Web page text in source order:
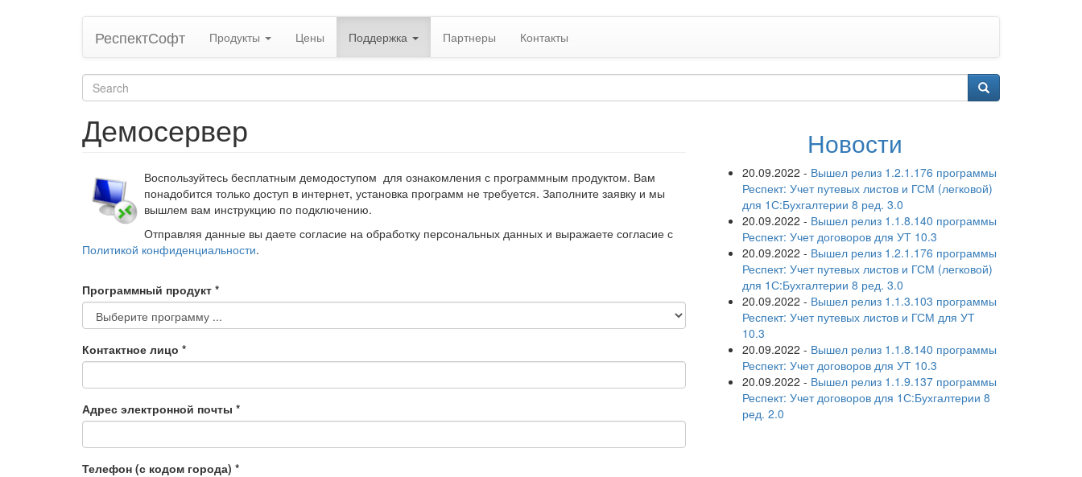
РеспектСофт Продукты Цены Поддержка Партнеры Контакты
Search
form
Демосервер
Воспользуйтесь бесплатным демодоступом для ознакомления с программным продуктом. Вам
понадобится только доступ в интернет, установка программ не требуется. Заполните заявку и мы
вышлем вам инструкцию по подключению.
Отправляя данные вы даете согласие на обработку персональных данных и выражаете согласие с
Политикой конфиденциальности.
Программный продукт *
Контактное лицо *
Адрес электронной почты *
Телефон (с кодом города) *
Новости
20.09.2022 - Вышел релиз 1.2.1.176 программы
Респект: Учет путевых листов и ГСМ (легковой)
для 1С:Бухгалтерии 8 ред. 3.0
20.09.2022 - Вышел релиз 1.1.8.140 программы
Респект: Учет договоров для УТ 10.3
20.09.2022 - Вышел релиз 1.2.1.176 программы
Респект: Учет путевых листов и ГСМ (легковой)
для 1С:Бухгалтерии 8 ред. 3.0
20.09.2022 - Вышел релиз 1.1.3.103 программы
Респект: Учет путевых листов и ГСМ для УТ
10.3
20.09.2022 - Вышел релиз 1.1.8.140 программы
Респект: Учет договоров для УТ 10.3
20.09.2022 - Вышел релиз 1.1.9.137 программы
Респект: Учет договоров для 1С:Бухгалтерии 8
ред. 2.0